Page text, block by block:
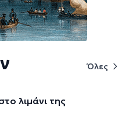
Όλες
λιμάνι της